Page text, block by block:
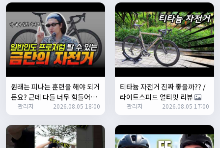
쏭박17:24:35
테스트 완료입니다 :)
Leepi02:57:35
1
알루미06:16:14
뇽
1/23/2025
관리자09:12:09
사이트 가입자수가 100명이 넘었습니다 :)
관리자09:12:12
다들 좋은하루되세요~
열심히타자12:16:55
원래는 피나는 훈련을 해야 되거
든요? 근데 다들 너무 힘들어하
니까 우리가 치트키를 좀 써드릴
게요. 아, KC 인증이 안나온다고
요? 그럼 뭐... 얼른 훈련하러 안
나가고 뭐하세요?
관리자 2026.08.05 18:00
티타늄 자전거 진짜 좋을까?? /
라이트스피드 얼티밋 리뷰
관리자 2026.08.05 17:00